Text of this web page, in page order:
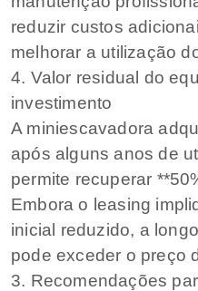
reduzir custos
melhorar a utilização
4. Valor residual do
investimento
A miniescavadora
após alguns anos de
permite recuperar
Embora o leasing
inicial reduzido, a
pode exceder o preço
3. Recomendações